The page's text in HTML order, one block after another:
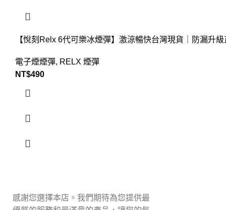
【悅刻Relx 6代可樂冰煙彈】激涼暢快台灣現貨｜防漏升級
電子煙煙彈, RELX 煙彈
NT$490
感謝您選擇本店。我們期待為您提供最